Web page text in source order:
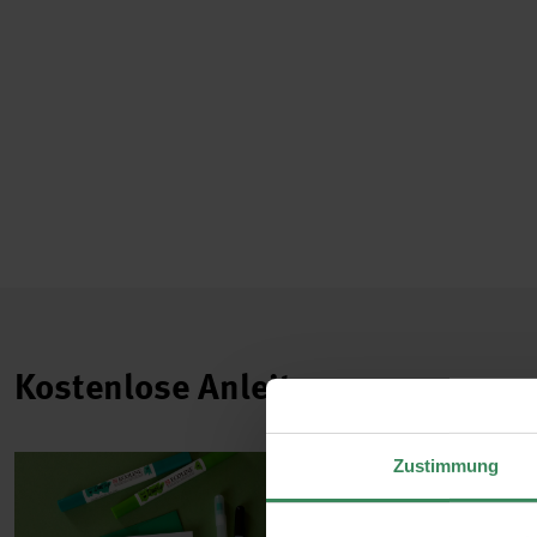
Zustimmung
Kostenlose Anleitungen.